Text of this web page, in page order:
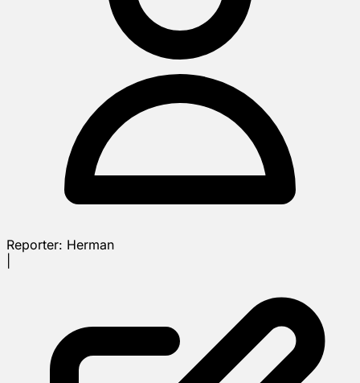
Reporter: Herman